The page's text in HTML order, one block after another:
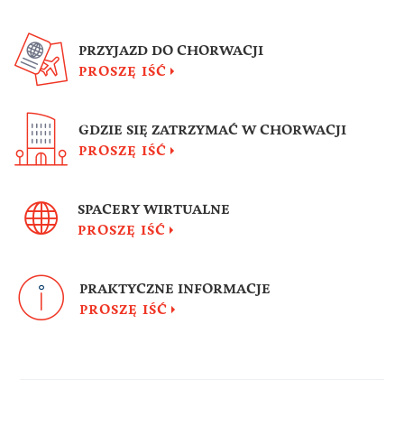
PRZYJAZD DO CHORWACJI
PROSZĘ IŚĆ
GDZIE SIĘ ZATRZYMAĆ W CHORWACJI
PROSZĘ IŚĆ
SPACERY WIRTUALNE
PROSZĘ IŚĆ
PRAKTYCZNE INFORMACJE
PROSZĘ IŚĆ